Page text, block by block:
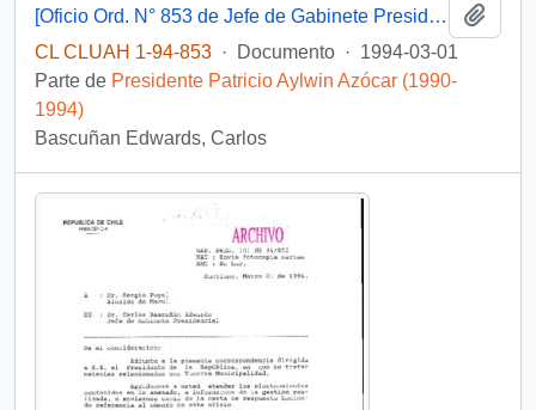
[Oficio Ord. N° 853 de Jefe de Gabinete Presidencial, remite copia de carta que se indica]
CL CLUAH 1-94-853 · Documento · 1994-03-01
Parte de Presidente Patricio Aylwin Azócar (1990-
1994)
Bascuñan Edwards, Carlos